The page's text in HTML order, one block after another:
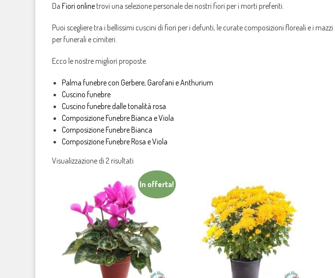
Da Fiori online trovi una selezione personale dei nostri fiori per i morti preferiti.
Puoi scegliere tra i bellissimi cuscini di fiori per i defunti, le curate composizioni floreali e i
per funerali e cimiteri.
Ecco le nostre migliori proposte.
Palma funebre con Gerbere, Garofani e Anthurium
Cuscino funebre
Cuscino funebre dalle tonalità rosa
Composizione Funebre Bianca e Viola
Composizione Funebre Bianca
Composizione Funebre Rosa e Viola
Visualizzazione di 2 risultati
In offerta!